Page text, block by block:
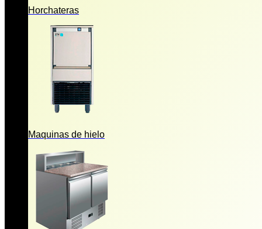
Horchateras
Maquinas de hielo